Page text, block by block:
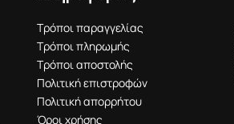
Τρόποι παραγγελίας
Τρόποι πληρωμής
Τρόποι αποστολής
Πολιτική επιστροφών
Πολιτική απορρήτου
Όροι χρήσης